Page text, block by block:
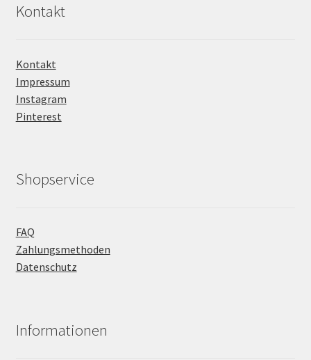
Kontakt
Kontakt
Impressum
Instagram
Pinterest
Shopservice
FAQ
Zahlungsmethoden
Datenschutz
Informationen